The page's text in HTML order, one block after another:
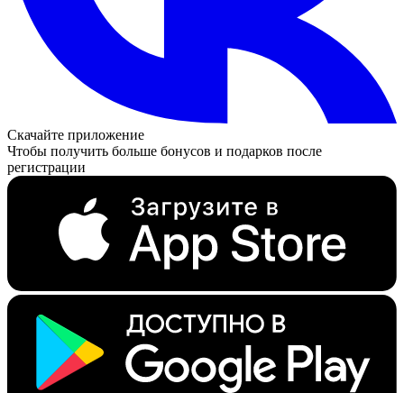
Скачайте приложение
Чтобы получить больше бонусов и подарков после
регистрации